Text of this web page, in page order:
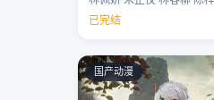
已完结
国产动漫